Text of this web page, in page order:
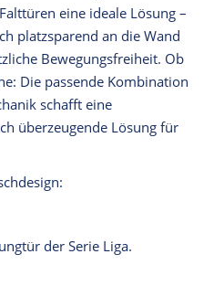
eine ideale Lösung –
platzsparend an die Wand
Bewegungsfreiheit. Ob
Die passende Kombination
schafft eine
überzeugende Lösung für
der Serie Liga.